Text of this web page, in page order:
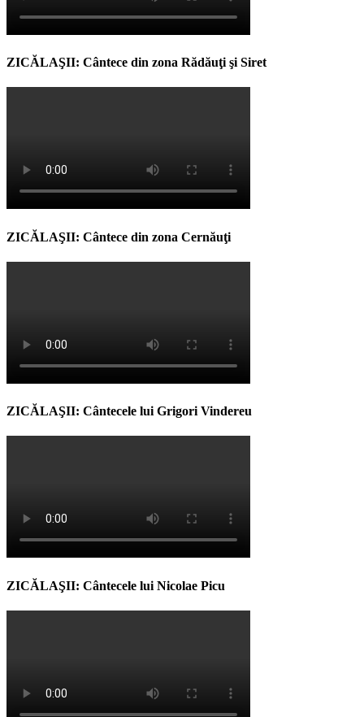
ZICĂLAŞII: Cântece din zona Rădăuţi şi Siret
ZICĂLAŞII: Cântece din zona Cernăuţi
ZICĂLAŞII: Cântecele lui Grigori Vindereu
ZICĂLAŞII: Cântecele lui Nicolae Picu